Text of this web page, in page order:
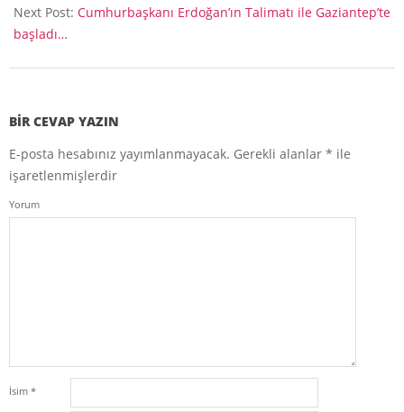
29
Next Post: Cumhurbaşkanı Erdoğan’ın Talimatı ile Gaziantep’te
başladı…
BIR CEVAP YAZIN
E-posta hesabınız yayımlanmayacak. Gerekli alanlar * ile
işaretlenmişlerdir
Yorum
İsim *